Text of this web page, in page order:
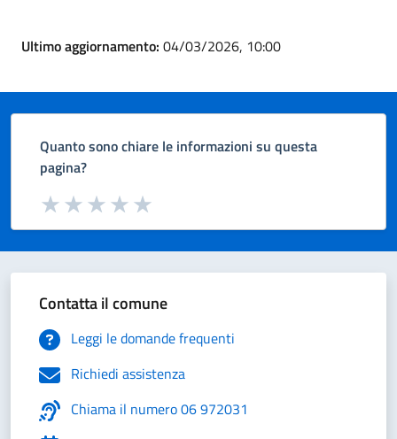
Ultimo aggiornamento: 04/03/2026, 10:00
Quanto sono chiare le informazioni su questa
pagina?
Valuta da 1 a 5 stelle la pagina
Valuta 5 stelle su 5
Valuta 4 stelle su 5
Valuta 3 stelle su 5
Valuta 2 stelle su 5
Valuta 1 stelle su 5
Contatta il comune
Leggi le domande frequenti
Richiedi assistenza
Chiama il numero 06 972031